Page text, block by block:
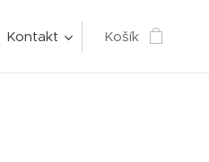
Kontakt Košík